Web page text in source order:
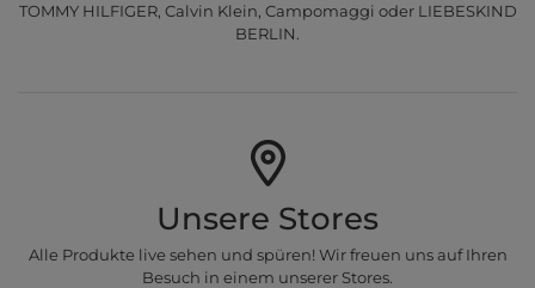
TOMMY HILFIGER, Calvin Klein, Campomaggi oder LIEBESKIND
BERLIN.
Unsere Stores
Alle Produkte live sehen und spüren! Wir freuen uns auf Ihren
Besuch in einem unserer Stores.